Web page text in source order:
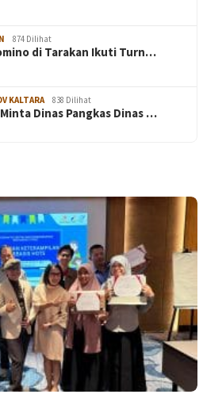
874 Dilihat
di Tarakan Ikuti Turn…
KALTARA 838 Dilihat
Dinas Pangkas Dinas …